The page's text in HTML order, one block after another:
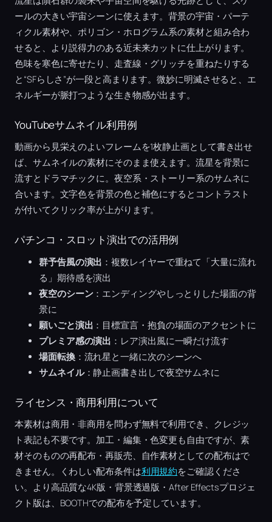
ールの大きい宇宙シーンに使えます。背景の宇宙・パーテ
ィクル素材や、ポリゴン・ホログラム系の素材と組み合わ
せると、より説得力のある近未来カットに仕上がります。
色味を寒色に寄せたり、走査線・グリッチを重ねたりする
と“SFらしさ”が一段と高まります。微妙に明滅させると、エ
ネルギーが脈打つような生き物感が出ます。
YouTubeサムネイル利用例
動画から見栄えのよいフレームを1枚静止画として書き出せ
ば、サムネイルの素材にそのまま使えます。流星を背景に
流すとドラマチックに。夜空系・ストーリー系のサムネに
合います。文字色を背景の色と補色にするとコントラスト
が付いてクリック率が上がります。
パチンコ・スロット演出での活用例
群予告風の演出 ：複数レイヤーで重ねて「大量に流れ
る」期待感を演出
夜空のシーン：エンディングやしっとりした場面の背
景に
願いごと演出 ：目標宣言・抱負の場面のアクセントに
プレミア感の演出 ：レア演出風に一瞬だけ流す
場面転換：流れ星と一緒に次のシーンへ
サムネイル：静止画書き出しで夜空サムネに
ライセンス・商用利用について
本素材は商用・非商用を問わず無料で利用でき、クレジッ
ト表記も不要です。加工・編集・色変更も自由ですが、素
材そのものの再配布・再販売、自作素材としての配布はで
きません。くわしい配布条件は利用規約をご確認くださ
い。より高品質な4K版・背景透過版・After Effectsプロジェ
クト版は、BOOTHでの配布を予定しています。